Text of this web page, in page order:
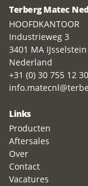
Terberg Matec
HOOFDKANTOOR
Industrieweg 3
3401 MA IJsselstein
Nederland
+31 (0) 30 755 12 30
Links
Producten
Aftersales
Over
Contact
Vacatures